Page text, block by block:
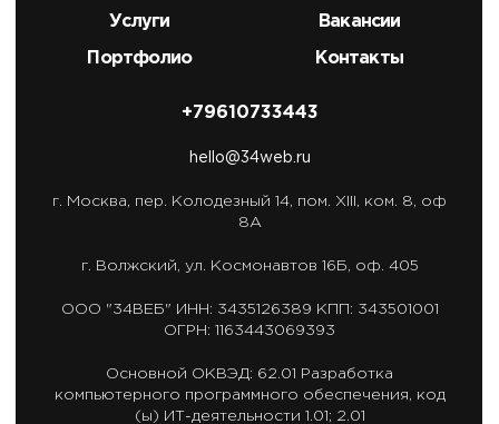
Услуги
Портфолио
Вакансии
Контакты
+79610733443
hello@34web.ru
г. Москва, пер. Колодезный 14, пом. XIII, ком. 8, оф
8А
г. Волжский, ул. Космонавтов 16Б, оф. 405
ООО "34ВЕБ" ИНН: 3435126389 КПП: 343501001
ОГРН: 1163443069393
Основной ОКВЭД: 62.01
Разработка
компьютерного программного обеспечения, код
(ы) ИТ-деятельности 1.01; 2.01